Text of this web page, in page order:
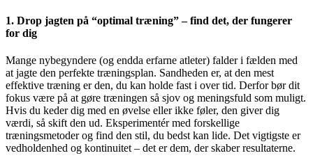
1. Drop jagten på “optimal træning” – find det, der fungerer
for dig
Mange nybegyndere (og endda erfarne atleter) falder i fælden med
at jagte den perfekte træningsplan. Sandheden er, at den mest
effektive træning er den, du kan holde fast i over tid. Derfor bør dit
fokus være på at gøre træningen så sjov og meningsfuld som muligt.
Hvis du keder dig med en øvelse eller ikke føler, den giver dig
værdi, så skift den ud. Eksperimentér med forskellige
træningsmetoder og find den stil, du bedst kan lide. Det vigtigste er
vedholdenhed og kontinuitet – det er dem, der skaber resultaterne.